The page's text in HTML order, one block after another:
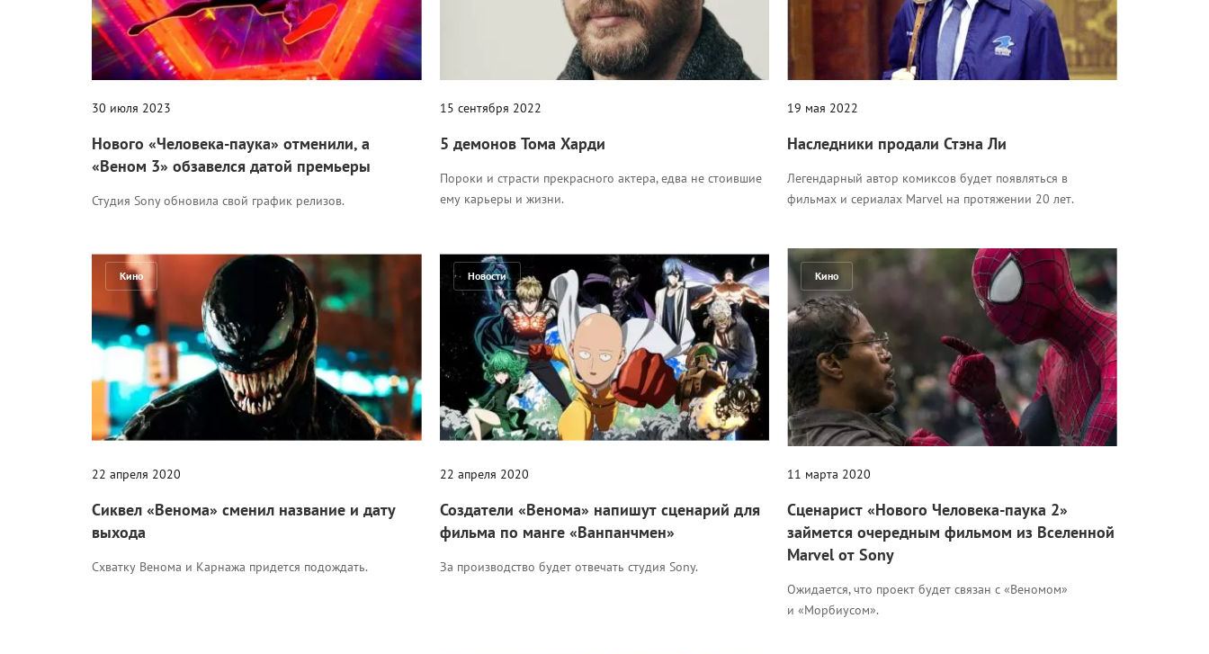
30 июля 2023
Нового «Человека-паука» отменили, а
«Веном 3» обзавелся датой премьеры
Студия Sony обновила свой график релизов.
15 сентября 2022
5 демонов Тома Харди
Пороки и страсти прекрасного актера, едва не стоившие
ему карьеры и жизни.
19 мая 2022
Наследники продали Стэна Ли
Легендарный автор комиксов будет появляться в
фильмах и сериалах Marvel на протяжении 20 лет.
Кино
22 апреля 2020
Сиквел «Венома» сменил название и дату
выхода
Схватку Венома и Карнажа придется подождать.
Новости
22 апреля 2020
Создатели «Венома» напишут сценарий для
фильма по манге «Ванпанчмен»
За производство будет отвечать студия Sony.
Кино
11 марта 2020
Сценарист «Нового Человека-паука 2»
займется очередным фильмом из Вселенной
Marvel от Sony
Ожидается, что проект будет связан с «Веномом»
и «Морбиусом».